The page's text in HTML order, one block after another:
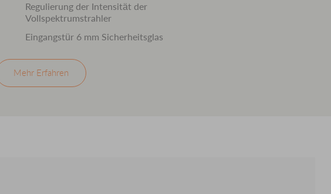
Regulierung der Intensität der
Vollspektrumstrahler
Eingangstür 6 mm Sicherheitsglas
Mehr Erfahren